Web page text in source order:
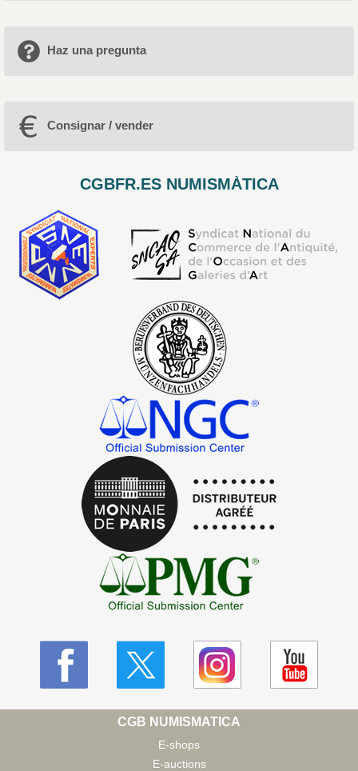
Haz una pregunta
Consignar / vender
CGBFR.ES NUMISMÀTICA
CGB NUMISMATICA
E-shops
E-auctions